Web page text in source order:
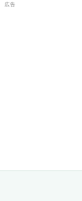
広告